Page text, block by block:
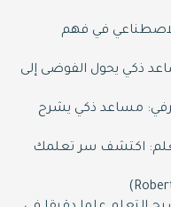
في فهم
ذكي يحول الفوضى إلى
مساعد ذكي يشرح
اكتشف سر تعلمك